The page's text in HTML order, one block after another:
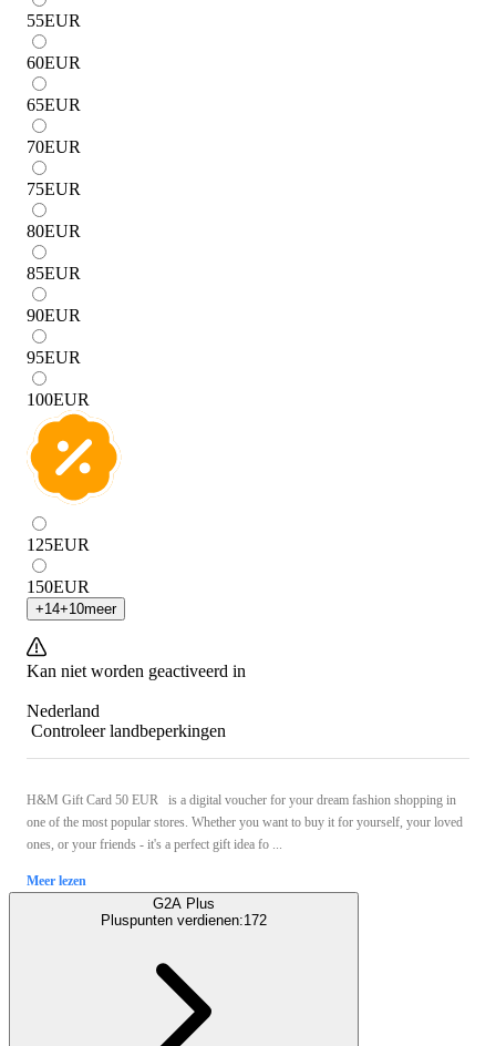
55EUR
60EUR
65EUR
70EUR
75EUR
80EUR
85EUR
90EUR
95EUR
100EUR
125EUR
150EUR
+14+10meer
Kan niet worden geactiveerd in
Nederland
Controleer landbeperkingen
H&M Gift Card 50 EUR is a digital voucher for your dream fashion shopping in
one of the most popular stores. Whether you want to buy it for yourself, your loved
ones, or your friends - it's a perfect gift idea fo ...
Meer lezen
G2A Plus
Pluspunten verdienen:172